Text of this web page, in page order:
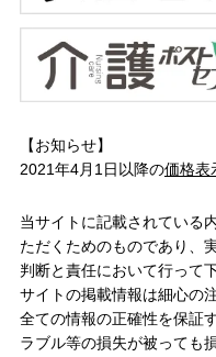
【お知らせ】
2021年4月1日以降の価格表
当サイトに記載されている
ただくためのものであり、
判断と責任において行って
サイトの掲載情報は細心の
全ての情報の正確性を保証
ラブル等の損失が被っても